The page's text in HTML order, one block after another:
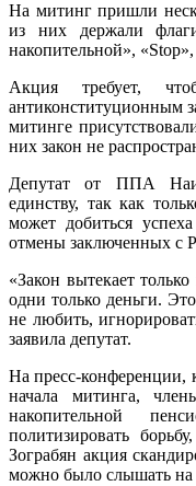
На митинг пришли
из них держали
накопительной»,
Акция требует,
антиконституционным
митинге
них закон не
Депутат от ППА
единству, так как
может добиться
отмены заключенных с
«Закон вытекает
одни только деньги.
не любить,
заявила депутат.
На пресс-конференции,
начала митинга,
накопительной
политизировать
Зограбян акция
можно было слышать на